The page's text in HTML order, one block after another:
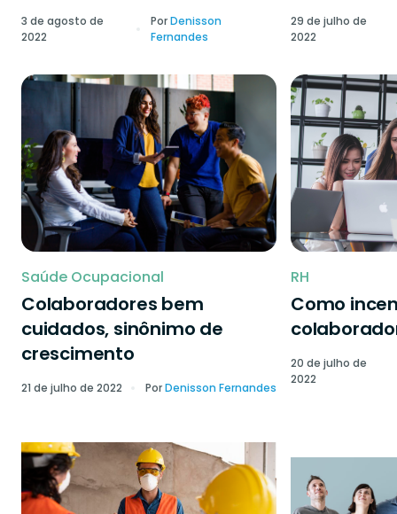
3 de agosto de
2022
PorDenisson
Fernandes
29 de julho de
2022
Saúde Ocupacional
Colaboradores bem
cuidados, sinônimo de
crescimento
21 de julho de 2022 PorDenisson Fernandes
RH
Como
20 de julho de
2022